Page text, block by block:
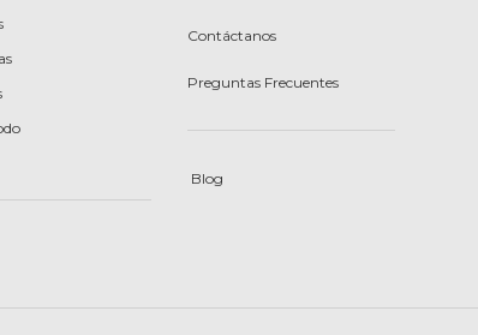
Contáctanos
Preguntas Frecuentes
Blog